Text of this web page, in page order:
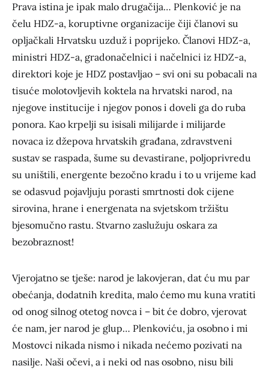
Prava istina je ipak malo drugačija… Plenković je na
čelu HDZ-a, koruptivne organizacije čiji članovi su
opljačkali Hrvatsku uzduž i poprijeko. Članovi HDZ-a,
ministri HDZ-a, gradonačelnici i načelnici iz HDZ-a,
direktori koje je HDZ postavljao – svi oni su pobacali na
tisuće molotovljevih koktela na hrvatski narod, na
njegove institucije i njegov ponos i doveli ga do ruba
ponora. Kao krpelji su isisali milijarde i milijarde
novaca iz džepova hrvatskih građana, zdravstveni
sustav se raspada, šume su devastirane, poljoprivredu
su uništili, energente bezočno kradu i to u vrijeme kad
se odasvud pojavljuju porasti smrtnosti dok cijene
sirovina, hrane i energenata na svjetskom tržištu
bjesomučno rastu. Stvarno zaslužuju oskara za
bezobraznost!
Vjerojatno se tješe: narod je lakovjeran, dat ću mu par
obećanja, dodatnih kredita, malo ćemo mu kuna vratiti
od onog silnog otetog novca i – bit će dobro, vjerovat
će nam, jer narod je glup… Plenkoviću, ja osobno i mi
Mostovci nikada nismo i nikada nećemo pozivati na
nasilje. Naši očevi, a i neki od nas osobno, nisu bili